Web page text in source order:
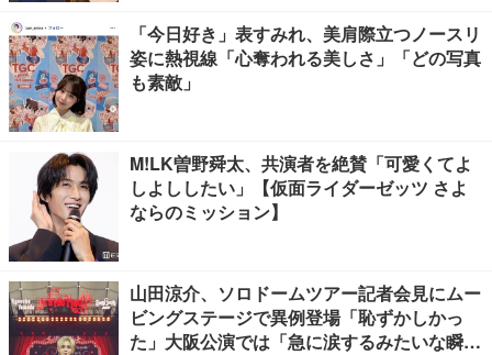
「今日好き」表すみれ、美肩際立つノースリ
姿に熱視線「心奪われる美しさ」「どの写真
も素敵」
M!LK曽野舜太、共演者を絶賛「可愛くてよ
しよししたい」【仮面ライダーゼッツ さよ
ならのミッション】
山田涼介、ソロドームツアー記者会見にムー
ビングステージで異例登場「恥ずかしかっ
た」大阪公演では「急に涙するみたいな瞬間